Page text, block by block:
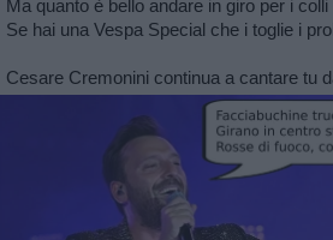
Ma quanto è bello andare in giro per i colli
Se hai una Vespa Special che i toglie i
Cesare Cremonini continua a cantare tu